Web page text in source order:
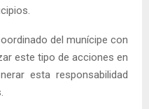
del munícipe con
este tipo de acciones en
esta responsabilidad